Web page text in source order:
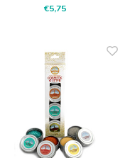
€5,75